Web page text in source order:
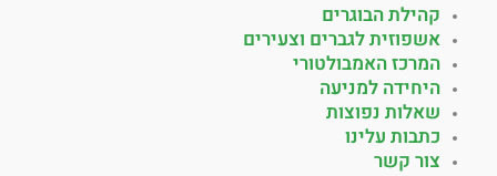
קהילת הבוגרים
אשפוזית לגברים וצעירים
המרכז האמבולטורי
היחידה למניעה
שאלות נפוצות
כתבות עלינו
צור קשר